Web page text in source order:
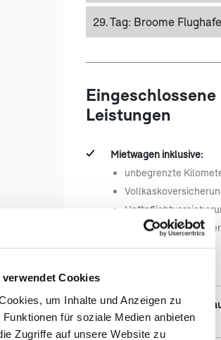
verwendet Cookies
um Inhalte und Anzeigen zu
für soziale Medien anbieten
Zugriffe auf unsere Website zu
29. Tag: Broome
Eingeschlossene
Leistungen
Mietwagen inklusive:
unbegrenzte
Zusatz-
28 Übernachtungen in
Mittelklasse